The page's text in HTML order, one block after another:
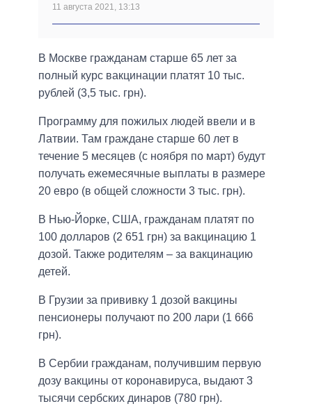
11 августа 2021, 13:13
В Москве гражданам старше 65 лет за
полный курс вакцинации платят 10 тыс.
рублей (3,5 тыс. грн).
Программу для пожилых людей ввели и в
Латвии. Там граждане старше 60 лет в
течение 5 месяцев (с ноября по март) будут
получать ежемесячные выплаты в размере
20 евро (в общей сложности 3 тыс. грн).
В Нью-Йорке, США, гражданам платят по
100 долларов (2 651 грн) за вакцинацию 1
дозой. Также родителям ‒ за вакцинацию
детей.
В Грузии за прививку 1 дозой вакцины
пенсионеры получают по 200 лари (1 666
грн).
В Сербии гражданам, получившим первую
дозу вакцины от коронавируса, выдают 3
тысячи сербских динаров (780 грн).